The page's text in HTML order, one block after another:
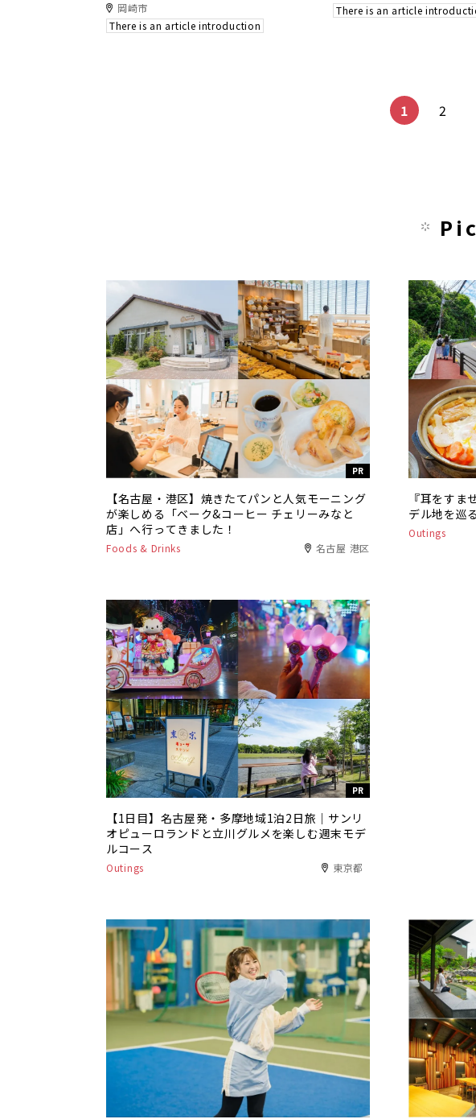
岡崎市
There is an article introduction
There is an article
1 2
PR
【名古屋・港区】焼きたてパンと人気モーニング
が楽しめる「ベーク&コーヒー チェリーみなと
店」へ行ってきました！
Foods & Drinks 名古屋 港区
『耳をす
デル地を巡
Outings
PR
【1日目】名古屋発・多摩地域1泊2日旅｜サンリ
オピューロランドと立川グルメを楽しむ週末モデ
ルコース
Outings 東京都